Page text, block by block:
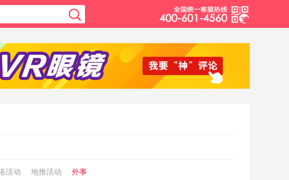
活动 地推活动 外事